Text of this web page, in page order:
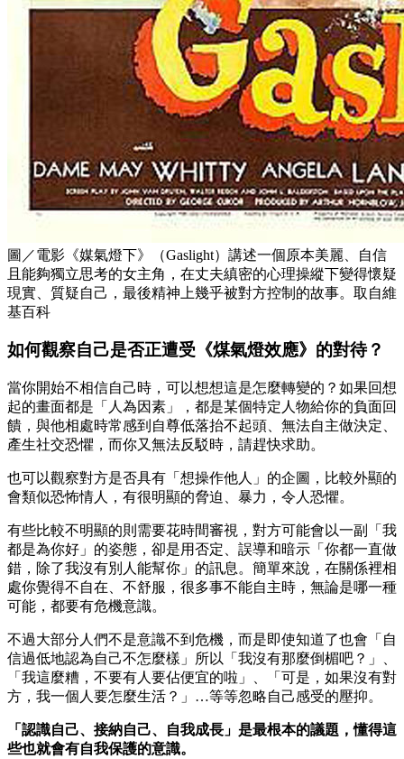
圖／電影《媒氣燈下》（Gaslight）講述一個原本美麗、自信
且能夠獨立思考的女主角，在丈夫縝密的心理操縱下變得懷疑
現實、質疑自己，最後精神上幾乎被對方控制的故事。取自維
基百科
如何觀察自己是否正遭受《煤氣燈效應》的對待？
當你開始不相信自己時，可以想想這是怎麼轉變的？如果回想
起的畫面都是「人為因素」，都是某個特定人物給你的負面回
饋，與他相處時常感到自尊低落抬不起頭、無法自主做決定、
產生社交恐懼，而你又無法反駁時，請趕快求助。
也可以觀察對方是否具有「想操作他人」的企圖，比較外顯的
會類似恐怖情人，有很明顯的脅迫、暴力，令人恐懼。
有些比較不明顯的則需要花時間審視，對方可能會以一副「我
都是為你好」的姿態，卻是用否定、誤導和暗示「你都一直做
錯，除了我沒有別人能幫你」的訊息。簡單來說，在關係裡相
處你覺得不自在、不舒服，很多事不能自主時，無論是哪一種
可能，都要有危機意識。
不過大部分人們不是意識不到危機，而是即使知道了也會「自
信過低地認為自己不怎麼樣」所以「我沒有那麼倒楣吧？」、
「我這麼糟，不要有人要佔便宜的啦」、「可是，如果沒有對
方，我一個人要怎麼生活？」…等等忽略自己感受的壓抑。
「認識自己、接納自己、自我成長」是最根本的議題，懂得這
些也就會有自我保護的意識。